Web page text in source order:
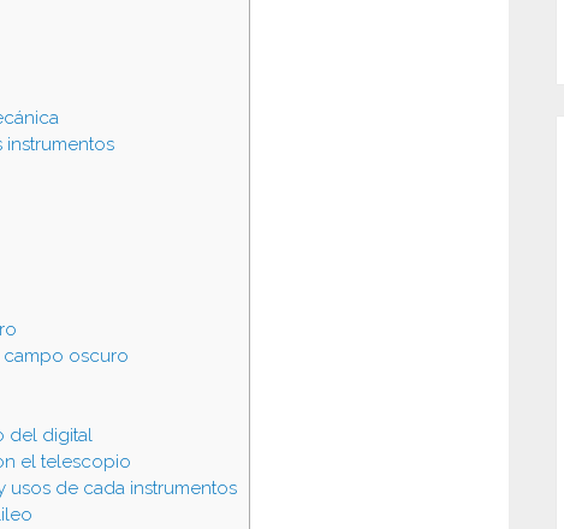
oscuro
del digital
el telescopio
de cada instrumentos